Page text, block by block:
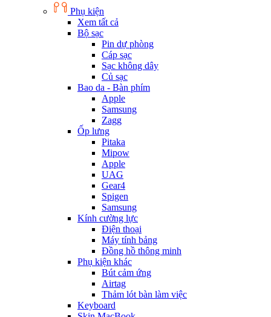
Phụ kiện
Xem tất cả
Bộ sạc
Pin dự phòng
Cáp sạc
Sạc không dây
Củ sạc
Bao da - Bàn phím
Apple
Samsung
Zagg
Ốp lưng
Pitaka
Mipow
Apple
UAG
Gear4
Spigen
Samsung
Kính cường lực
Điện thoại
Máy tính bảng
Đồng hồ thông minh
Phụ kiện khác
Bút cảm ứng
Airtag
Thảm lót bàn làm việc
Keyboard